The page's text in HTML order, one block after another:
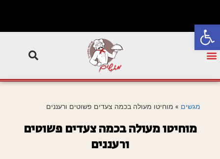
פתח סרגל נגישות
מגשים » מוחיטו מעולה בכמה צעדים פשוטים ורעננים
מוחיטו מעולה בכמה צעדים פשוטים
ורעננים